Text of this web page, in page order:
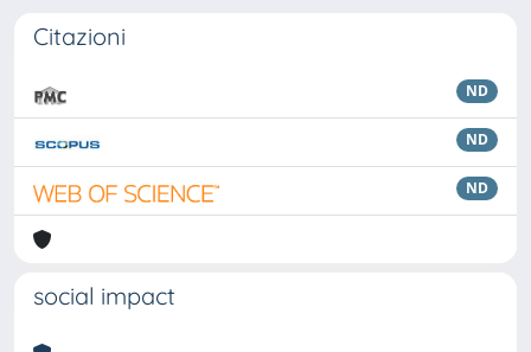
Citazioni
ND
ND
ND
social impact